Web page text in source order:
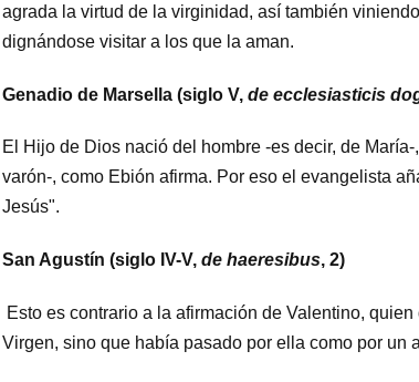
agrada la virtud de la virginidad, así también
dignándose visitar a los que la aman.
Genadio de Marsella (siglo V, de ecclesiasticis
El Hijo de Dios nació del hombre -es decir, de
varón-, como Ebión afirma. Por eso el evangelista
Jesús".
San Agustín (siglo IV-V,de haeresibus, 2)
Esto es contrario a la afirmación de Valentino,
Virgen, sino que había pasado por ella como por un